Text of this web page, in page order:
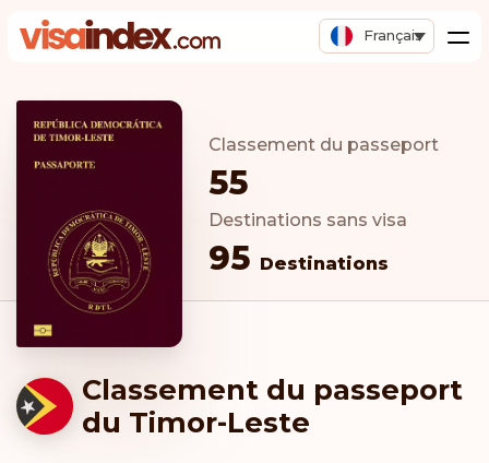
Français
Classement du passeport
55
Destinations sans visa
95 Destinations
Classement du passeport
du Timor-Leste